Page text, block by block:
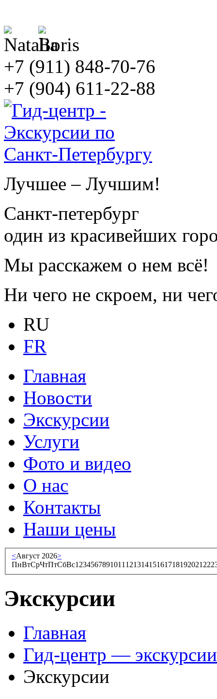
+7 (911) 848-70-76
+7 (904) 611-22-88
Лучшее – Лучшим!
Санкт-петербург
один из красивейших
Мы расскажем о нем всё!
Ни чего не скроем, ни
RU
FR
Главная
Новости
Экскурсии
Услуги
Фото и видео
О нас
Контакты
Наши цены
<Август 2026>
ПнВтСрЧтПтСбВс1 234567891011 12131415161718192021 22
Экскурсии
Главная
Гид-центр —
Экскурсии